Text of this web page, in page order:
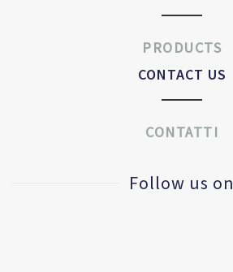
PRODUCTS
CONTACT US
CONTATTI
Follow us on